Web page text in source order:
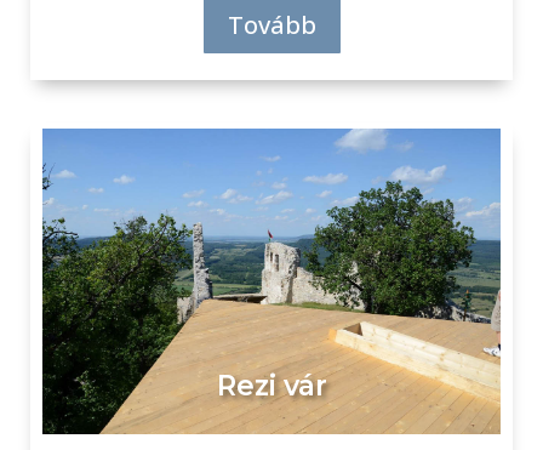
Tovább
Rezi vár